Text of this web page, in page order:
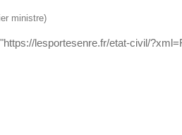
ministre)
lesportesenre.fr/etat-civil/